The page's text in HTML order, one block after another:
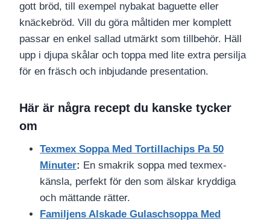
gott bröd, till exempel nybakat baguette eller
knäckebröd. Vill du göra måltiden mer komplett
passar en enkel sallad utmärkt som tillbehör. Häll
upp i djupa skålar och toppa med lite extra persilja
för en fräsch och inbjudande presentation.
Här är några recept du kanske tycker
om
Texmex Soppa Med Tortillachips Pa 50
Minuter: En smakrik soppa med texmex-
känsla, perfekt för den som älskar kryddiga
och mättande rätter.
Familjens Alskade Gulaschsoppa Med